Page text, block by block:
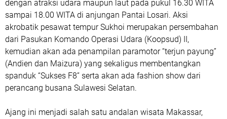
dengan atraksi udara maupun laut pada pukul 16.30 WITA
sampai 18.00 WITA di anjungan Pantai Losari. Aksi
akrobatik pesawat tempur Sukhoi merupakan persembahan
dari Pasukan Komando Operasi Udara (Koopsud) II,
kemudian akan ada penampilan paramotor “terjun payung”
(Andien dan Maizura) yang sekaligus membentangkan
spanduk “Sukses F8” serta akan ada fashion show dari
perancang busana Sulawesi Selatan.
Ajang ini menjadi salah satu andalan wisata Makassar,